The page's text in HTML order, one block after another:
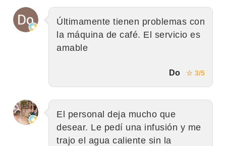
Últimamente tienen problemas con
la máquina de café. El servicio es
amable
Do ☆ 3/5
El personal deja mucho que
desear. Le pedí una infusión y me
trajo el agua caliente sin la